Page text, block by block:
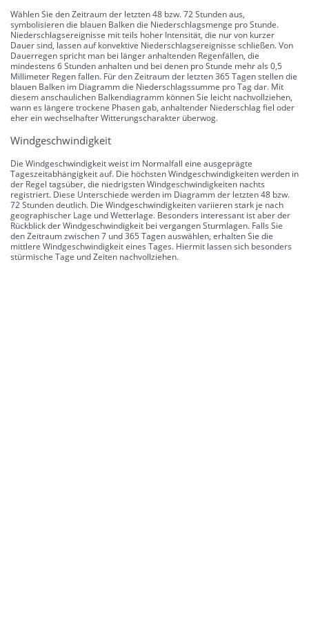
Wählen Sie den Zeitraum der letzten 48 bzw. 72 Stunden aus,
symbolisieren die blauen Balken die Niederschlagsmenge pro Stunde.
Niederschlagsereignisse mit teils hoher Intensität, die nur von kurzer
Dauer sind, lassen auf konvektive Niederschlagsereignisse schließen. Von
Dauerregen spricht man bei länger anhaltenden Regenfällen, die
mindestens 6 Stunden anhalten und bei denen pro Stunde mehr als 0,5
Millimeter Regen fallen. Für den Zeitraum der letzten 365 Tagen stellen die
blauen Balken im Diagramm die Niederschlagssumme pro Tag dar. Mit
diesem anschaulichen Balkendiagramm können Sie leicht nachvollziehen,
wann es längere trockene Phasen gab, anhaltender Niederschlag fiel oder
eher ein wechselhafter Witterungscharakter überwog.
Windgeschwindigkeit
Die Windgeschwindigkeit weist im Normalfall eine ausgeprägte
Tageszeitabhängigkeit auf. Die höchsten Windgeschwindigkeiten werden in
der Regel tagsüber, die niedrigsten Windgeschwindigkeiten nachts
registriert. Diese Unterschiede werden im Diagramm der letzten 48 bzw.
72 Stunden deutlich. Die Windgeschwindigkeiten variieren stark je nach
geographischer Lage und Wetterlage. Besonders interessant ist aber der
Rückblick der Windgeschwindigkeit bei vergangen Sturmlagen. Falls Sie
den Zeitraum zwischen 7 und 365 Tagen auswählen, erhalten Sie die
mittlere Windgeschwindigkeit eines Tages. Hiermit lassen sich besonders
stürmische Tage und Zeiten nachvollziehen.